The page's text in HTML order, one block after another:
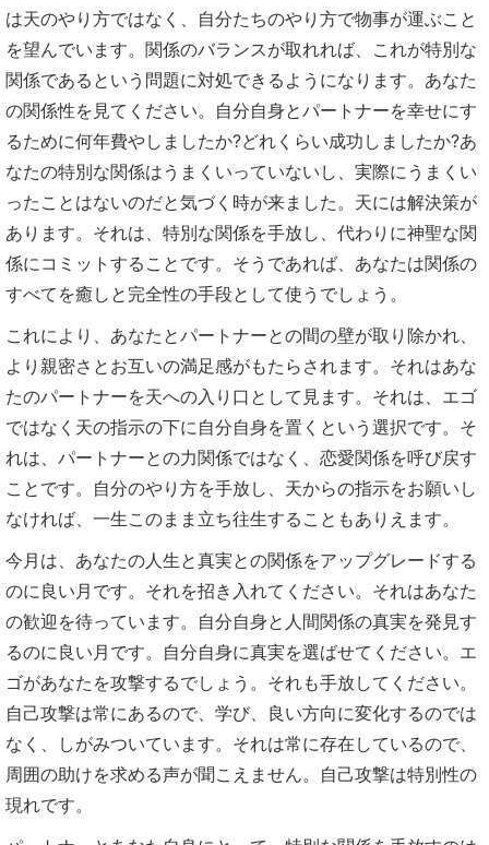
は天のやり方ではなく、自分たちのやり方で物事が運ぶこと
を望んでいます。関係のバランスが取れれば、これが特別な
関係であるという問題に対処できるようになります。あなた
の関係性を見てください。自分自身とパートナーを幸せにす
るために何年費やしましたか?どれくらい成功しましたか?あ
なたの特別な関係はうまくいっていないし、実際にうまくい
ったことはないのだと気づく時が来ました。天には解決策が
あります。それは、特別な関係を手放し、代わりに神聖な関
係にコミットすることです。そうであれば、あなたは関係の
すべてを癒しと完全性の手段として使うでしょう。
これにより、あなたとパートナーとの間の壁が取り除かれ、
より親密さとお互いの満足感がもたらされます。それはあな
たのパートナーを天への入り口として見ます。それは、エゴ
ではなく天の指示の下に自分自身を置くという選択です。そ
れは、パートナーとの力関係ではなく、恋愛関係を呼び戻す
ことです。自分のやり方を手放し、天からの指示をお願いし
なければ、一生このまま立ち往生することもありえます。
今月は、あなたの人生と真実との関係をアップグレードする
のに良い月です。それを招き入れてください。それはあなた
の歓迎を待っています。自分自身と人間関係の真実を発見す
るのに良い月です。自分自身に真実を選ばせてください。エ
ゴがあなたを攻撃するでしょう。それも手放してください。
自己攻撃は常にあるので、学び、良い方向に変化するのでは
なく、しがみついています。それは常に存在しているので、
周囲の助けを求める声が聞こえません。自己攻撃は特別性の
現れです。